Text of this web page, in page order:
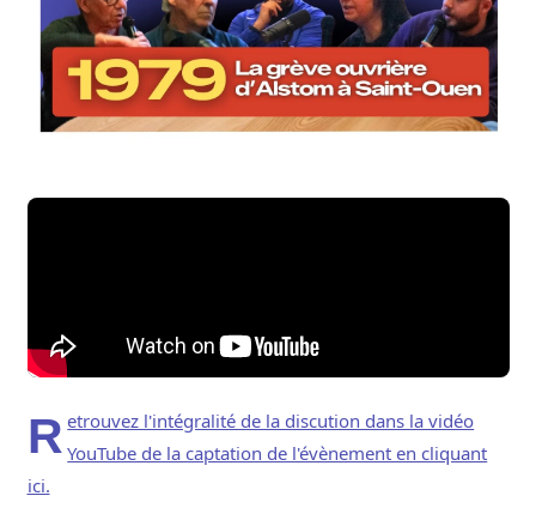
Retrouvez l'intégralité de la discution dans la vidéo YouTube de la captation de l'évènement en cliquant
ici.